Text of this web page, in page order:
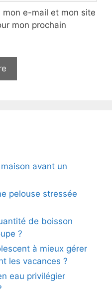
mon e-mail et mon site
mon prochain
avant un
pelouse stressée
de boisson
?
à mieux gérer
les vacances ?
eau privilégier